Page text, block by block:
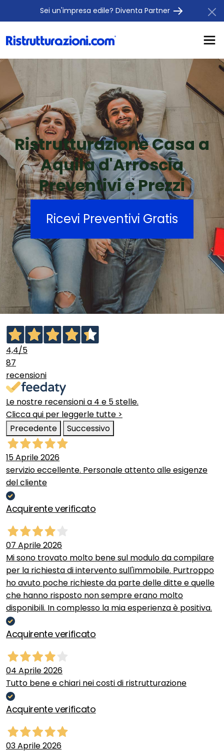
Sei un'impresa edile? Diventa Partner
Ristrutturazione Casa a
Aquila d'Arroscia
Preventivi e Prezzi
Ricevi Preventivi Gratis
4,4/5
87
recensioni
Le nostre recensioni a 4 e 5 stelle.
Clicca qui per leggerle tutte >
Precedente
Successivo
15 Aprile 2026
servizio eccellente. Personale attento alle esigenze
del cliente
Acquirente verificato
07 Aprile 2026
Mi sono trovato molto bene sul modulo da compilare
per la richiesta di intervento sull'immobile. Purtroppo
ho avuto poche richieste da parte delle ditte e quelle
che hanno risposto non sempre erano molto
disponibili. In complesso la mia esperienza è positiva.
Acquirente verificato
04 Aprile 2026
Tutto bene e chiari nei costi di ristrutturazione
Acquirente verificato
03 Aprile 2026